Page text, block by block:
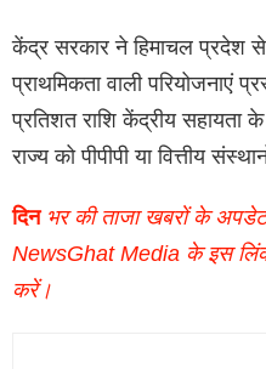
केंद्र सरकार ने हिमाचल प्रदेश
प्राथमिकता वाली परियोजनाएं
प्रतिशत राशि केंद्रीय सहायता
राज्य को पीपीपी या वित्तीय
दिनभर की ताजा खबरों के
NewsGhat Media के इस
करें।